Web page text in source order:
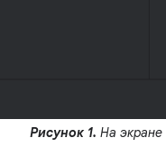
Рисунок 1. На экране